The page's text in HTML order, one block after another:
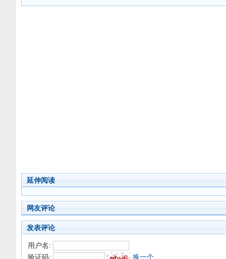
延伸阅读
网友评论
发表评论
用户名:
验证码:
换一个